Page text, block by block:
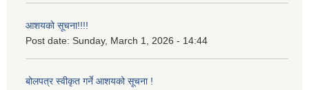
आशयको सूचना!!!!
Post date: Sunday, March 1, 2026 - 14:44
बोलपत्र स्वीकृत गर्ने आशयको सूचना !